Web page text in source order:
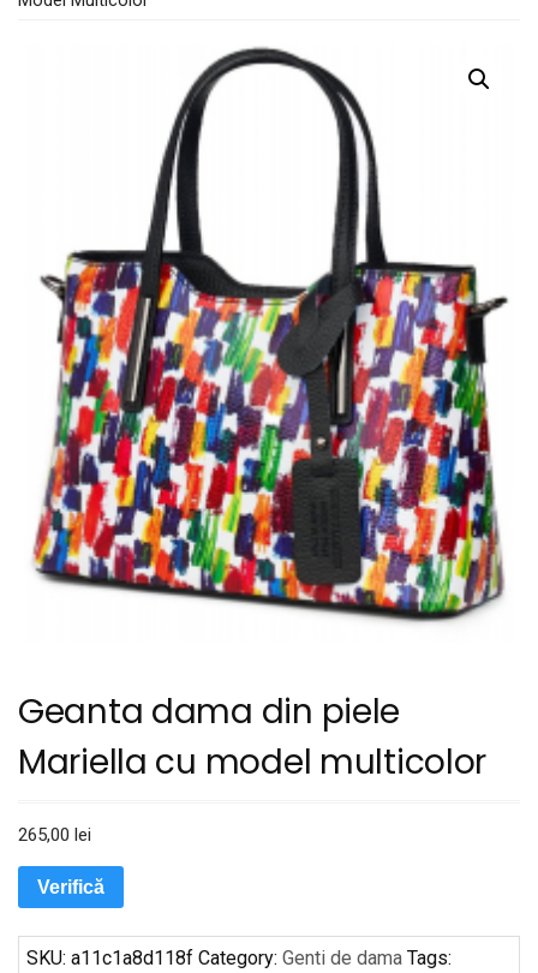
Geanta dama din piele
Mariella cu model multicolor
265,00 lei
Verifică
SKU: a11c1a8d118f Category: Genti de dama Tags: